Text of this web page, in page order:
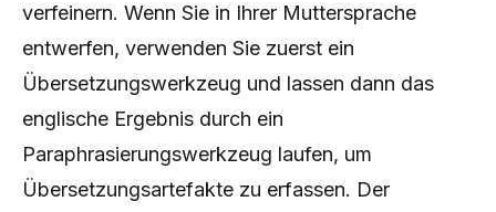
verfeinern. Wenn Sie in Ihrer Muttersprache
entwerfen, verwenden Sie zuerst ein
Übersetzungswerkzeug und lassen dann das
englische Ergebnis durch ein
Paraphrasierungswerkzeug laufen, um
Übersetzungsartefakte zu erfassen. Der